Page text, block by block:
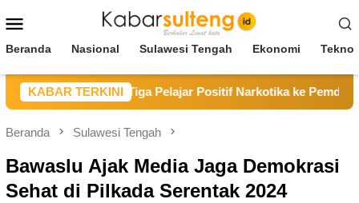
ke
Mobile
Beranda Nasional Sulawesi Tengah Ekonomi
KABAR TERKINI
Poso Serahkan Tiga Pelajar Positif Narkotika ke Pemda Parimo
Beranda Sulawesi Tengah
Bawaslu Ajak Media Jaga Demokrasi
Sehat di Pilkada Serentak 2024